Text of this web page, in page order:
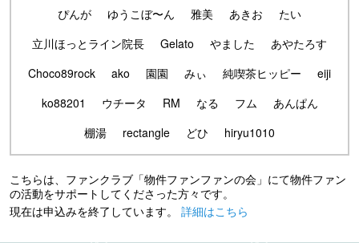
ぴんが
ゆうこぼ〜ん 雅美 あきお
たい
立川ほっとライン院長
Gelato やました
あやたろす
Choco89rock
ako 園園 みぃ 純喫茶ヒッピー
eiji
ko88201
ウチータ RM なる フム
あんぱん
棚湯
rectangle どひ hiryu1010
こちらは、ファンクラブ「物件ファンファンの会」にて物件ファン
の活動をサポートしてくださった方々です。
現在は申込みを終了しています。 詳細はこちら